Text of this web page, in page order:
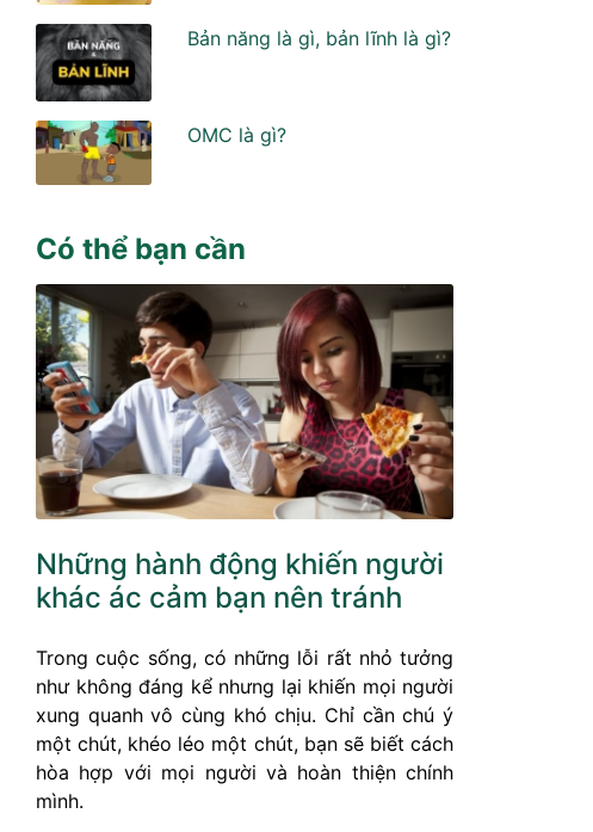
Bản năng là gì, bản lĩnh là gì?
OMC là gì?
Có thể bạn cần
Những hành động khiến người
khác ác cảm bạn nên tránh
Trong cuộc sống, có những lỗi rất nhỏ tưởng
như không đáng kể nhưng lại khiến mọi người
xung quanh vô cùng khó chịu. Chỉ cần chú ý
một chút, khéo léo một chút, bạn sẽ biết cách
hòa hợp với mọi người và hoàn thiện chính
mình.